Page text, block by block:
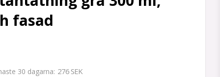
fasad
30 dagarna 276 SEK